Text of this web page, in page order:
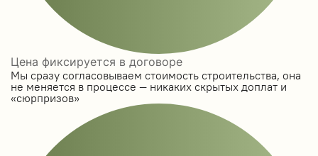
Цена фиксируется в договоре
Мы сразу согласовываем стоимость строительства, она
не меняется в процессе — никаких скрытых доплат и
«сюрпризов»